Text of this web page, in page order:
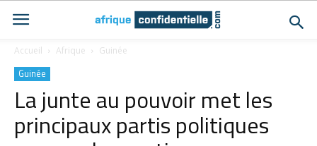
Accueil Afrique Guinée
Guinée
La junte au pouvoir met les
principaux partis politiques